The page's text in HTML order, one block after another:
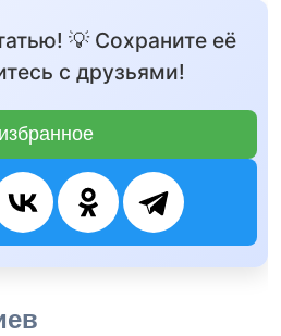
💡 Сохраните её
с друзьями!